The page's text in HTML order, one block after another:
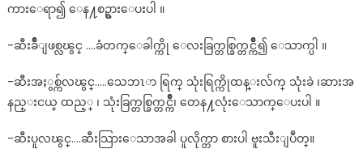
ကားေရာ၍ ေန႔စဥ္စားေပးပါ ။
-ဆီးခ်ိဳျဖစ္လၽွင္ ….ခံတက္ေခါက္ကို ေလးခြက္တစ္ခြက္တင္က်ိဳ၍ ေသာက္ပါ ။
-ဆီးအႏွစ္က်လၽွင္…..သေဘၤာ ရြက္ သုံးရြက္ကိုထန္းလ်က္ သုံးခဲ ၊ဆားအ
နည္းငယ္ ထည့္ ၊ သုံးခြက္တစ္ခြက္တင္က်ိဳ၊ တေန႔လုံးေသာက္ေပးပါ ။
-ဆီးပူလၽွင္….ဆီးသြားေသာအခါ ပူလိုက္တာ စားပါ ဗူးသီးျပဳတ္။